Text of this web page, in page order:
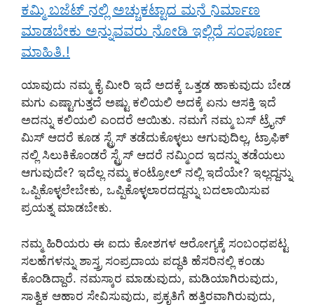
ಕಮ್ಮಿ ಬಜೆಟ್ ನಲ್ಲಿ ಅಚ್ಚುಕಟ್ಟಾದ ಮನೆ ನಿರ್ಮಾಣ
ಮಾಡಬೇಕು ಅನ್ನುವವರು ನೋಡಿ ಇಲ್ಲಿದೆ ಸಂಪೂರ್ಣ
ಮಾಹಿತಿ.!
ಯಾವುದು ನಮ್ಮ ಕೈ ಮೀರಿ ಇದೆ ಅದಕ್ಕೆ ಒತ್ತಡ ಹಾಕುವುದು ಬೇಡ
ಮಗು ಎಷ್ಟಾಗುತ್ತದೆ ಅಷ್ಟು ಕಲಿಯಲಿ ಅದಕ್ಕೆ ಏನು ಆಸಕ್ತಿ ಇದೆ
ಅದನ್ನು ಕಲಿಯಲಿ ಎಂದರೆ ಆಯಿತು. ನಮಗೆ ನಮ್ಮ ಬಸ್ ಟ್ರೈನ್
ಮಿಸ್ ಆದರೆ ಕೂಡ ಸ್ಟ್ರೆಸ್ ತಡೆದುಕೊಳ್ಳಲು ಆಗುವುದಿಲ್ಲ, ಟ್ರಾಫಿಕ್
ನಲ್ಲಿ ಸಿಲುಕಿಕೊಂಡರೆ ಸ್ಟ್ರೆಸ್ ಆದರೆ ನಮ್ಮಿಂದ ಇದನ್ನು ತಡೆಯಲು
ಆಗುವುದೇ? ಇದೆಲ್ಲ ನಮ್ಮ ಕಂಟ್ರೋಲ್ ನಲ್ಲಿ ಇದೆಯೇ? ಇಲ್ಲದ್ದನ್ನು
ಒಪ್ಪಿಕೊಳ್ಳಲೇಬೇಕು, ಒಪ್ಪಿಕೊಳ್ಳಲಾರದದ್ದನ್ನು ಬದಲಾಯಿಸುವ
ಪ್ರಯತ್ನ ಮಾಡಬೇಕು.
ನಮ್ಮ ಹಿರಿಯರು ಈ ಐದು ಕೋಶಗಳ ಆರೋಗ್ಯಕ್ಕೆ ಸಂಬಂಧಪಟ್ಟ
ಸಲಹೆಗಳನ್ನು ಶಾಸ್ತ್ರ ಸಂಪ್ರದಾಯ ಪದ್ಧತಿ ಹೆಸರಿನಲ್ಲಿ ಕಂಡು
ಕೊಂಡಿದ್ದಾರೆ. ನಮಸ್ಕಾರ ಮಾಡುವುದು, ಮಡಿಯಾಗಿರುವುದು,
ಸಾತ್ವಿಕ ಆಹಾರ ಸೇವಿಸುವುದು, ಪ್ರಕೃತಿಗೆ ಹತ್ತಿರವಾಗಿರುವುದು,